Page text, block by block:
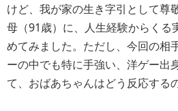
けど、我が家の生き字引として尊
母（91歳）に、人生経験からくる
めてみました。ただし、今回の相
ーの中でも特に手強い、洋ゲー
て、おばあちゃんはどう反応する